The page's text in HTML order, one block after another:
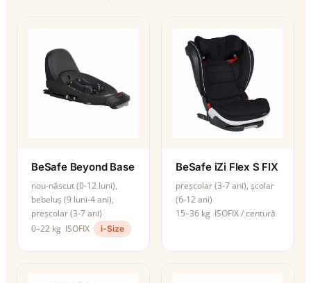
BeSafe Beyond Base
nou-născut (0-12 luni),
bebeluș (9 luni-4 ani),
preșcolar (3-7 ani)
0–22 kg ISOFIX i-Size
BeSafe iZi Flex S FIX
preșcolar (3-7 ani), școlar
(6-12 ani)
15–36 kg ISOFIX / centură